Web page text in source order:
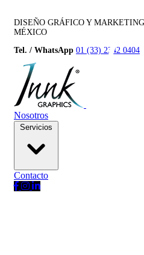
DISEÑO GRÁFICO Y
MÉXICO
Tel. / WhatsApp 01 (33) 2342 0404
Nosotros
Servicios
Contacto